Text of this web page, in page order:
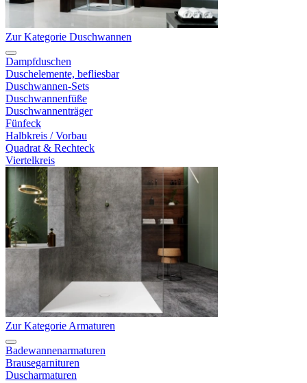
Zur Kategorie Duschwannen
Dampfduschen
Duschelemente, befliesbar
Duschwannen-Sets
Duschwannenfüße
Duschwannenträger
Fünfeck
Halbkreis / Vorbau
Quadrat & Rechteck
Viertelkreis
Zur Kategorie Armaturen
Badewannenarmaturen
Brausegarnituren
Duscharmaturen